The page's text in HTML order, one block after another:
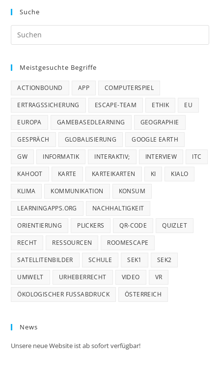
Suche
Meistgesuchte Begriffe
ACTIONBOUND APP COMPUTERSPIEL
ERTRAGSSICHERUNG ESCAPE-TEAM ETHIK EU
EUROPA GAMEBASEDLEARNING GEOGRAPHIE
GESPRÄCH GLOBALISIERUNG GOOGLE EARTH
GW INFORMATIK INTERAKTIV; INTERVIEW ITC
KAHOOT KARTE KARTEIKARTEN KI KIALO
KLIMA KOMMUNIKATION KONSUM
LEARNINGAPPS.ORG NACHHALTIGKEIT
ORIENTIERUNG PLICKERS QR-CODE QUIZLET
RECHT RESSOURCEN ROOMESCAPE
SATELLITENBILDER SCHULE SEK1 SEK2
UMWELT URHEBERRECHT VIDEO VR
ÖKOLOGISCHER FUSSABDRUCK ÖSTERREICH
News
Unsere neue Website ist ab sofort verfügbar!